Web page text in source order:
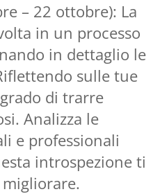
– 22 ottobre): La
in un processo
in dettaglio le
sulle tue
di trarre
Analizza le
e professionali
introspezione ti